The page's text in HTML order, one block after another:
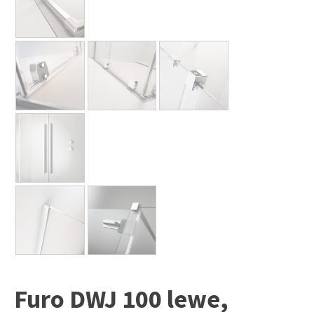
Furo DWJ 100 lewe,